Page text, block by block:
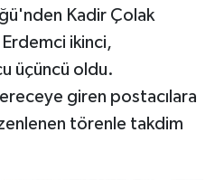
Kadir Çolak
ikinci,
üçüncü oldu.
giren postacılara
törenle takdim